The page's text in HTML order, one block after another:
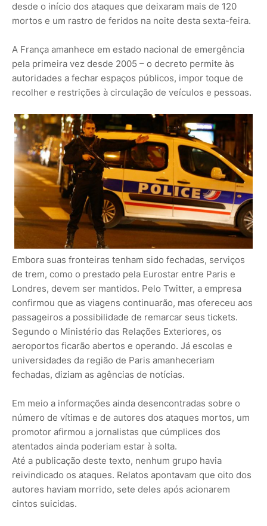
desde o início dos ataques que deixaram mais de 120
mortos e um rastro de feridos na noite desta sexta-feira.
A França amanhece em estado nacional de emergência
pela primeira vez desde 2005 – o decreto permite às
autoridades a fechar espaços públicos, impor toque de
recolher e restrições à circulação de veículos e pessoas.
Embora suas fronteiras tenham sido fechadas, serviços
de trem, como o prestado pela Eurostar entre Paris e
Londres, devem ser mantidos. Pelo Twitter, a empresa
confirmou que as viagens continuarão, mas ofereceu aos
passageiros a possibilidade de remarcar seus tickets.
Segundo o Ministério das Relações Exteriores, os
aeroportos ficarão abertos e operando. Já escolas e
universidades da região de Paris amanheceriam
fechadas, diziam as agências de notícias.
Em meio a informações ainda desencontradas sobre o
número de vítimas e de autores dos ataques mortos, um
promotor afirmou a jornalistas que cúmplices dos
atentados ainda poderiam estar à solta.
Até a publicação deste texto, nenhum grupo havia
reivindicado os ataques. Relatos apontavam que oito dos
autores haviam morrido, sete deles após acionarem
cintos suicidas.